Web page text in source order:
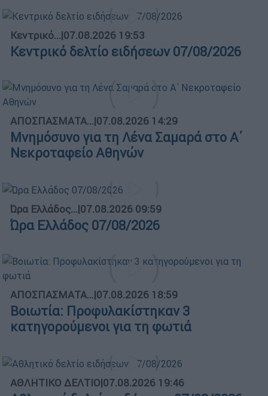
Κεντρικό...|07.08.2026 19:53
Κεντρικό δελτίο ειδήσεων 07/08/2026
ΑΠΟΣΠΑΣΜΑΤΑ...|07.08.2026 14:29
Μνημόσυνο για τη Λένα Σαμαρά στο Α΄
Νεκροταφείο Αθηνών
Ώρα Ελλάδος...|07.08.2026 09:59
Ώρα Ελλάδος 07/08/2026
ΑΠΟΣΠΑΣΜΑΤΑ...|07.08.2026 18:59
Βοιωτία: Προφυλακίστηκαν 3
κατηγορούμενοι για τη φωτιά
ΑΘΛΗΤΙΚΟ ΔΕΛΤΙΟ|07.08.2026 19:46